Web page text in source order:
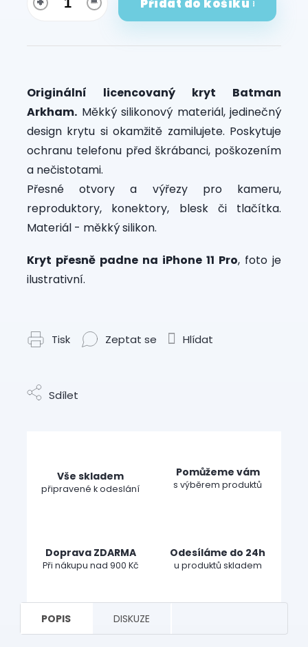
Originální licencovaný kryt Batman
Arkham. Měkký silikonový materiál, jedinečný
design krytu si okamžitě zamilujete. Poskytuje
ochranu telefonu před škrábanci, poškozením
a nečistotami.
Přesné otvory a výřezy pro kameru,
reproduktory, konektory, blesk či tlačítka.
Materiál - měkký silikon.
Kryt přesně padne na iPhone 11 Pro, foto je
ilustrativní.
Tisk Zeptat se Hlídat
Sdílet
Vše skladem
připravené k odeslání
Pomůžeme vám
s výběrem produktů
Doprava ZDARMA
Při nákupu nad 900 Kč
Odesíláme do 24h
u produktů skladem
POPIS DISKUZE